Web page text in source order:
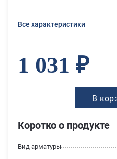
Коротко о продукте
Вид арматуры
Все характеристики
1 031 ₽
В